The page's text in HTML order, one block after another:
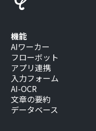
機能
AIワーカー
フローボット
アプリ連携
入力フォーム
AI-OCR
文章の要約
データベース